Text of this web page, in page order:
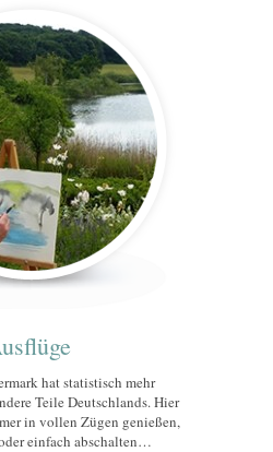
hat statistisch mehr
Teile Deutschlands. Hier
in vollen Zügen genießen,
einfach abschalten…